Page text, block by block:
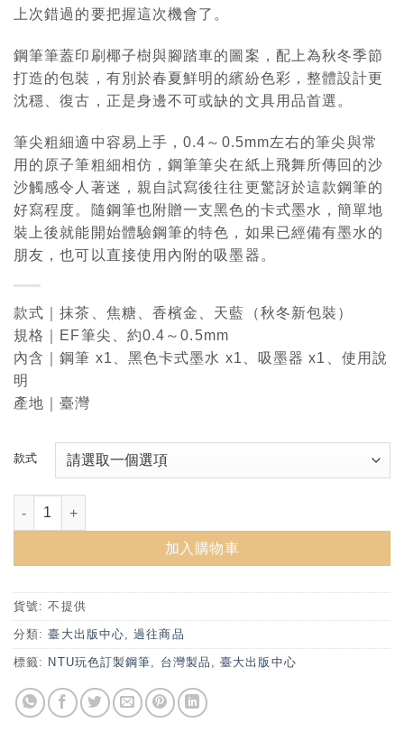
上次錯過的要把握這次機會了。
鋼筆筆蓋印刷椰子樹與腳踏車的圖案，配上為秋冬季節
打造的包裝，有別於春夏鮮明的繽紛色彩，整體設計更
沈穩、復古，正是身邊不可或缺的文具用品首選。
筆尖粗細適中容易上手，0.4～0.5mm左右的筆尖與常
用的原子筆粗細相仿，鋼筆筆尖在紙上飛舞所傳回的沙
沙觸感令人著迷，親自試寫後往往更驚訝於這款鋼筆的
好寫程度。隨鋼筆也附贈一支黑色的卡式墨水，簡單地
裝上後就能開始體驗鋼筆的特色，如果已經備有墨水的
朋友，也可以直接使用內附的吸墨器。
款式｜抹茶、焦糖、香檳金、天藍（秋冬新包裝）
規格｜EF筆尖、約0.4～0.5mm
內含｜鋼筆 x1、黑色卡式墨水 x1、吸墨器 x1、使用說
明
產地｜臺灣
款式
NTU玩色訂製鋼筆-四款-2018秋冬 數量
加入購物車
貨號:不提供
分類:臺大出版中心,過往商品
標籤: NTU玩色訂製鋼筆, 台灣製品 ,臺大出版中心